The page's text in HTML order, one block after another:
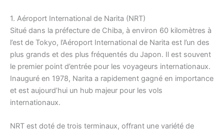
1. Aéroport International de Narita (NRT)
Situé dans la préfecture de Chiba, à environ 60 kilomètres à
l’est de Tokyo, l’Aéroport International de Narita est l’un des
plus grands et des plus fréquentés du Japon. Il est souvent
le premier point d’entrée pour les voyageurs internationaux.
Inauguré en 1978, Narita a rapidement gagné en importance
et est aujourd’hui un hub majeur pour les vols
internationaux.
NRT est doté de trois terminaux, offrant une variété de